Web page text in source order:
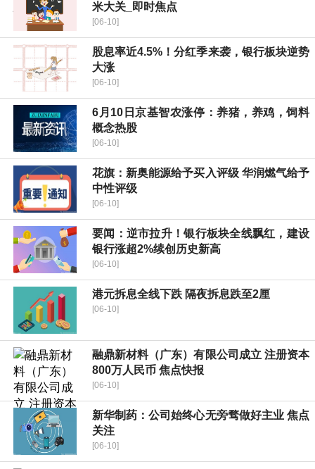
米大关_即时焦点
[06-10]
股息率近4.5%！分红季来袭，银行板块逆势
大涨
[06-10]
6月10日京基智农涨停：养猪，养鸡，饲料
概念热股
[06-10]
花旗：新奥能源给予买入评级 华润燃气给予
中性评级
[06-10]
要闻：逆市拉升！银行板块全线飘红，建设
银行涨超2%续创历史新高
[06-10]
港元拆息全线下跌 隔夜拆息跌至2厘
[06-10]
融鼎新材料（广东）有限公司成立 注册资本
800万人民币 焦点快报
[06-10]
新华制药：公司始终心无旁骛做好主业 焦点
关注
[06-10]